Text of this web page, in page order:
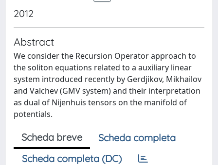
2012
Abstract
We consider the Recursion Operator approach to
the soliton equations related to a auxiliary linear
system introduced recently by Gerdjikov, Mikhailov
and Valchev (GMV system) and their interpretation
as dual of Nijenhuis tensors on the manifold of
potentials.
Scheda breve
Scheda completa
Scheda completa (DC)